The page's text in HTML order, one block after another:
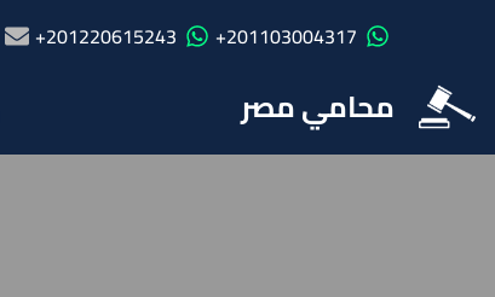
201103004317+
201220615243+
محامي مصر